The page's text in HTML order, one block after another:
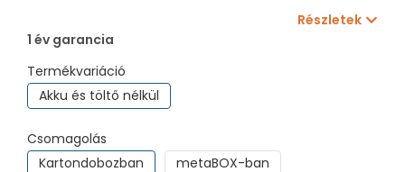
Részletek
1 év garancia
Termékvariáció
Akku és töltő nélkül
Csomagolás
Kartondobozban
metaBOX-ban